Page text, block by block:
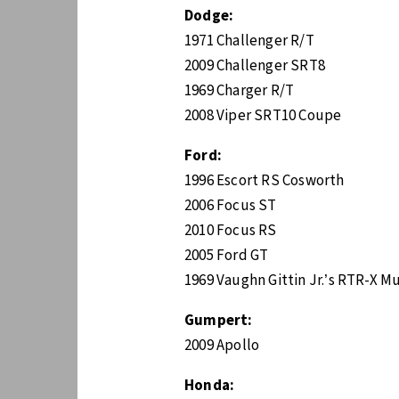
Dodge:
1971 Challenger R/T
2009 Challenger SRT8
1969 Charger R/T
2008 Viper SRT10 Coupe
Ford:
1996 Escort RS Cosworth
2006 Focus ST
2010 Focus RS
2005 Ford GT
1969 Vaughn Gittin Jr.’s RTR-X
Gumpert:
2009 Apollo
Honda: